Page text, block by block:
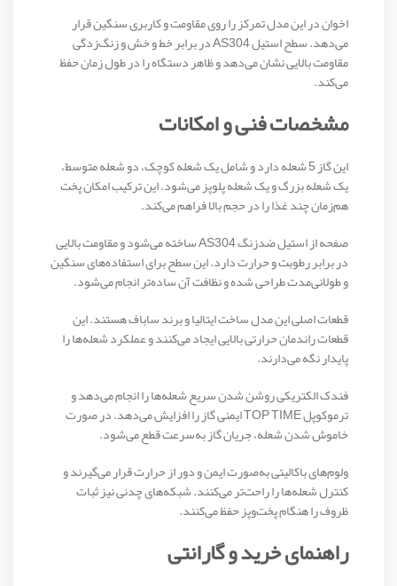
اخوان در این مدل تمرکز را روی مقاومت و کاربری سنگین قرار
می‌دهد. سطح استیل AS304 در برابر خط و خش و زنگ‌زدگی
مقاومت بالایی نشان می‌دهد و ظاهر دستگاه را در طول زمان حفظ
می‌کند.
مشخصات فنی و امکانات
این گاز 5 شعله دارد و شامل یک شعله کوچک، دو شعله متوسط،
یک شعله بزرگ و یک شعله پلوپز می‌شود. این ترکیب امکان پخت
هم‌زمان چند غذا را در حجم بالا فراهم می‌کند.
صفحه از استیل ضدزنگ AS304 ساخته می‌شود و مقاومت بالایی
در برابر رطوبت و حرارت دارد. این سطح برای استفاده‌های سنگین
و طولانی‌مدت طراحی شده و نظافت آن ساده‌تر انجام می‌شود.
قطعات اصلی این مدل ساخت ایتالیا و برند ساباف هستند. این
قطعات راندمان حرارتی بالایی ایجاد می‌کنند و عملکرد شعله‌ها را
پایدار نگه می‌دارند.
فندک الکتریکی روشن شدن سریع شعله‌ها را انجام می‌دهد و
ترموکوپل TOP TIME ایمنی گاز را افزایش می‌دهد. در صورت
خاموش شدن شعله، جریان گاز به‌سرعت قطع می‌شود.
ولوم‌های باکالیتی به‌صورت ایمن و دور از حرارت قرار می‌گیرند و
کنترل شعله‌ها را راحت‌تر می‌کنند. شبکه‌های چدنی نیز ثبات
ظروف را هنگام پخت‌وپز حفظ می‌کنند.
راهنمای خرید و گارانتی